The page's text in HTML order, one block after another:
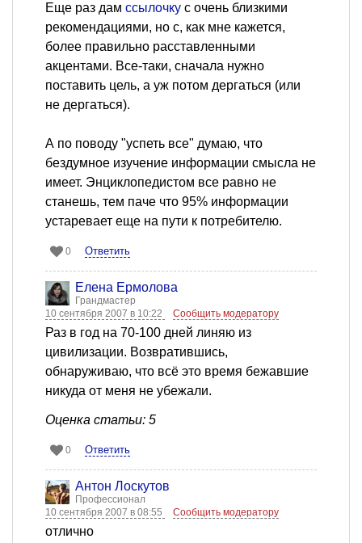
Еще раз дам ссылочку с очень близкими
рекомендациями, но с, как мне кажется,
более правильно расставленными
акцентами. Все-таки, сначала нужно
поставить цель, а уж потом дергаться (или
не дергаться).
А по поводу "успеть все" думаю, что
бездумное изучение информации смысла не
имеет. Энциклопедистом все равно не
станешь, тем паче что 95% информации
устаревает еще на пути к потребителю.
0 Ответить
Елена Ермолова
Грандмастер
10 сентября 2007 в 10:22
Сообщить модератору
Раз в год на 70-100 дней линяю из
цивилизации. Возвратившись,
обнаруживаю, что всё это время бежавшие
никуда от меня не убежали.
Оценка статьи: 5
0 Ответить
Антон Лоскутов
Профессионал
10 сентября 2007 в 08:55
Сообщить модератору
отлично